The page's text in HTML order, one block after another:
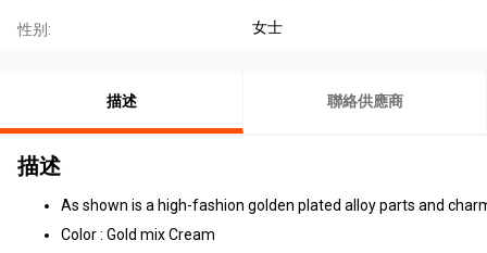
性别: 女士
描述 聯絡供應商
描述
As shown is a high-fashion golden plated alloy parts and
Color : Gold mix Cream